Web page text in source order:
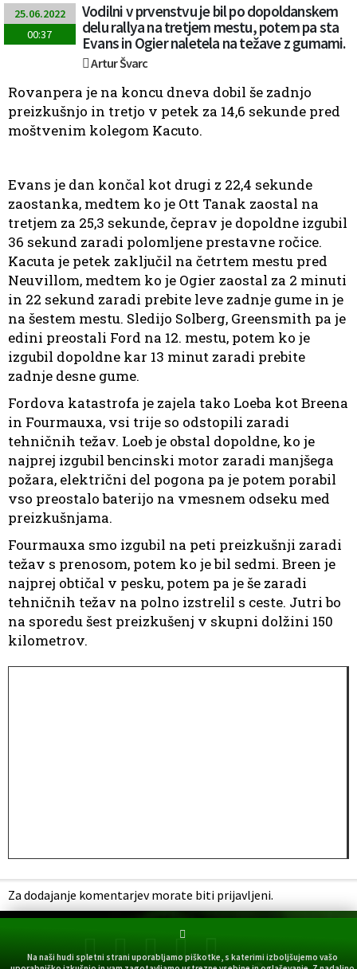
Na naši hudi spletni strani uporabljamo piškotke, s katerimi izboljšujemo vašo
25.06.2022
00:37
Vodilni v prvenstvu je bil po dopoldanskem
delu rallya na tretjem mestu, potem pa sta
Evans in Ogier naletela na težave z gumami.
Artur Švarc
Rovanpera je na koncu dneva dobil še zadnjo
preizkušnjo in tretjo v petek za 14,6 sekunde pred
moštvenim kolegom Kacuto.
Evans je dan končal kot drugi z 22,4 sekunde
zaostanka, medtem ko je Ott Tanak zaostal na
tretjem za 25,3 sekunde, čeprav je dopoldne izgubil
36 sekund zaradi polomljene prestavne ročice.
Kacuta je petek zaključil na četrtem mestu pred
Neuvillom, medtem ko je Ogier zaostal za 2 minuti
in 22 sekund zaradi prebite leve zadnje gume in je
na šestem mestu. Sledijo Solberg, Greensmith pa je
edini preostali Ford na 12. mestu, potem ko je
izgubil dopoldne kar 13 minut zaradi prebite
zadnje desne gume.
Fordova katastrofa je zajela tako Loeba kot Breena
in Fourmauxa, vsi trije so odstopili zaradi
tehničnih težav. Loeb je obstal dopoldne, ko je
najprej izgubil bencinski motor zaradi manjšega
požara, električni del pogona pa je potem porabil
vso preostalo baterijo na vmesnem odseku med
preizkušnjama.
Fourmauxa smo izgubil na peti preizkušnji zaradi
težav s prenosom, potem ko je bil sedmi. Breen je
najprej obtičal v pesku, potem pa je še zaradi
tehničnih težav na polno izstrelil s ceste. Jutri bo
na sporedu šest preizkušenj v skupni dolžini 150
kilometrov.
Za dodajanje komentarjev morate biti prijavljeni.